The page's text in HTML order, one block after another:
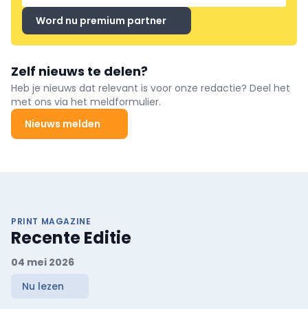
Word nu premium partner
Zelf nieuws te delen?
Heb je nieuws dat relevant is voor onze redactie? Deel het
met ons via het meldformulier.
Nieuws melden
PRINT MAGAZINE
Recente Editie
04 mei 2026
Nu lezen